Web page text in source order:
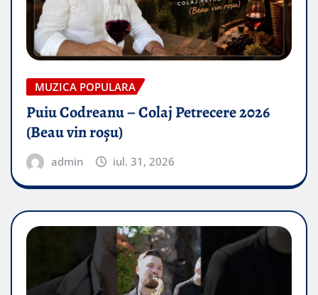
MUZICA POPULARA
Puiu Codreanu – Colaj Petrecere 2026
(Beau vin roșu)
admin iul. 31, 2026